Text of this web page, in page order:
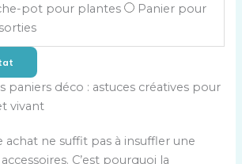
pot pour plantes
Panier pour
paniers déco : astuces créatives pour
vivant
achat ne suffit pas à insuffler une
C’est pourquoi la